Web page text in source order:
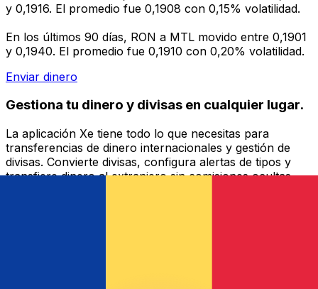
y 0,1916. El promedio fue 0,1908 con 0,15% volatilidad.
En los últimos 90 días, RON a MTL movido entre 0,1901
y 0,1940. El promedio fue 0,1910 con 0,20% volatilidad.
Enviar dinero
Gestiona tu dinero y divisas en cualquier lugar.
La aplicación Xe tiene todo lo que necesitas para
transferencias de dinero internacionales y gestión de
divisas. Convierte divisas, configura alertas de tipos y
transfiere dinero al extranjero sin comisiones ocultas.